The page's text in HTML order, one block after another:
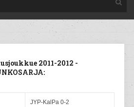
2011-2012 -
JYP-KalPa 0-2